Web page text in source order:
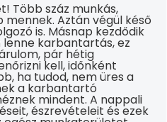
Több száz munkás,
Aztán végül késő
is. Másnap kezdődik
lenne karbantartás, ez
pár hétig
kell, időnként
ha tudod, nem üres a
a karbantartó
mindent. A nappali
észrevételeit és ezek